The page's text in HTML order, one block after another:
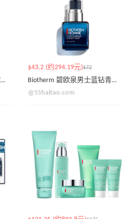
Biotherm 碧欧泉男士净肤控油保湿凝露
$43.2 (约294.19元)$72
Biotherm 碧欧泉男士蓝钻青春焕亮维 C 精华
@55haitao.com